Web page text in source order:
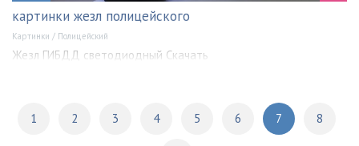
картинки жезл полицейского
Картинки / Полицейский
Жезл ГИБДД светодиодный Скачать
1 2 3 4 5 6 7 8